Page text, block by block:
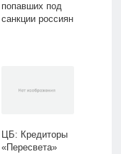
попавших под
санкции россиян
ЦБ: Кредиторы
«Пересвета»